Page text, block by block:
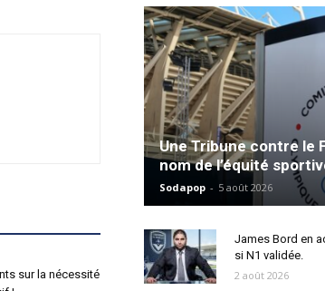
sur la nécessité
Une Tribune contre le
nom de l’équité
Sodapop - 5 août 2026
James Bord en
si N1 validée.
2 août 2026